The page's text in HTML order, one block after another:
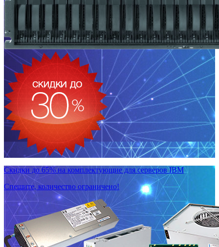
Скидки до 65% на комплектующие для серверов IBM
Спешите, количество ограничено!